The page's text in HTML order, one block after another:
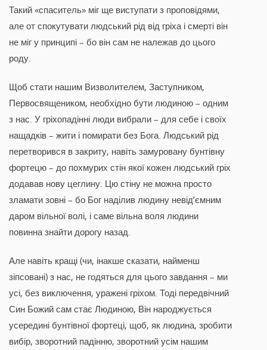
Такий «спаситель» міг ще виступати з проповідями,
але от спокутувати людський рід від гріха і смерті він
не міг у принципі – бо він сам не належав до цього
роду.
Щоб стати нашим Визволителем, Заступником,
Первосвящеником, необхідно бути людиною – одним
з нас. У гріхопадінні люди вибрали – для себе і своїх
нащадків – жити і помирати без Бога. Людський рід
перетворився в закриту, навіть замуровану бунтівну
фортецю – до похмурих стін якої кожен людський гріх
додавав нову цеглину. Цю стіну не можна просто
зламати зовні – бо Бог наділив людину невід’ємним
даром вільної волі, і саме вільна воля людини
повинна знайти дорогу назад.
Але навіть кращі (чи, інакше сказати, найменш
зіпсовані) з нас, не годяться для цього завдання – ми
усі, без виключення, уражені гріхом. Тоді передвічний
Син Божий сам стає Людиною, Він народжується
усередині бунтівної фортеці, щоб, як людина, зробити
вибір, зворотний падінню, зворотний усім нашим